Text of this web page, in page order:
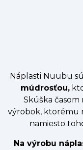
Náplasti Nuubu
múdrosťou,
Skúška
výrobok, ktorému
namiesto
Na výrobu